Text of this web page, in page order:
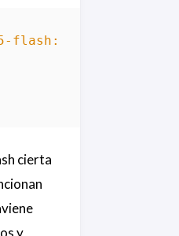
flash:generateContent"
cierta
y